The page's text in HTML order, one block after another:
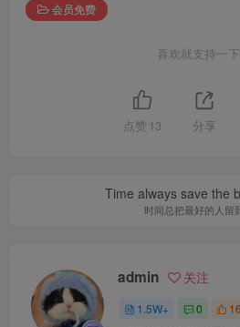
会员免费
喜欢就支持一
点赞 13 分享
Time always save the
时间总把最好的人留
admin 关注
1.5W+ 0